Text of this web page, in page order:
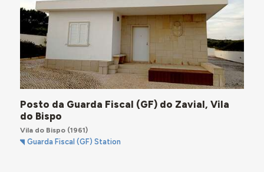
Posto da Guarda Fiscal (GF) do Zavial, Vila
do Bispo
Vila do Bispo(1961)
Guarda Fiscal (GF) Station